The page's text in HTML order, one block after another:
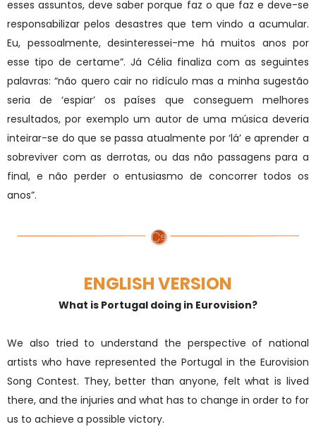
esses assuntos, deve saber porque faz o que faz e deve-se
responsabilizar pelos desastres que tem vindo a acumular.
Eu, pessoalmente, desinteressei-me há muitos anos por
esse tipo de certame”. Já Célia finaliza com as seguintes
palavras: “não quero cair no ridículo mas a minha sugestão
seria de ‘espiar’ os países que conseguem melhores
resultados, por exemplo um autor de uma música deveria
inteirar-se do que se passa atualmente por ‘lá’ e aprender a
sobreviver com as derrotas, ou das não passagens para a
final, e não perder o entusiasmo de concorrer todos os
anos”.
ENGLISH VERSION
What is Portugal doing in Eurovision?
We also tried to understand the perspective of national
artists who have represented the Portugal in the Eurovision
Song Contest. They, better than anyone, felt what is lived
there, and the injuries and what has to change in order to for
us to achieve a possible victory.